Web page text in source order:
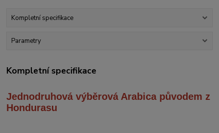
Kompletní specifikace
Parametry
Kompletní specifikace
Jednodruhová výběrová Arabica původem z
Hondurasu